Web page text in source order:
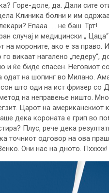
Горе-доле, да. Дали сите
Клиника болни и им
Епааа…… не баш. Трт!
случај и медицински „
на мороните, ако е за право.
викаат нагалено „педеру“,
и ќе биде спасен. Неговиот
на шопинг во Милано.
што оди на ист фризер со
на неправење ништо.
Царот на американскиот
дека короната е грип во
Плус, рече дека
точниот одговор на ова
Они нас на дното. Пххххх!